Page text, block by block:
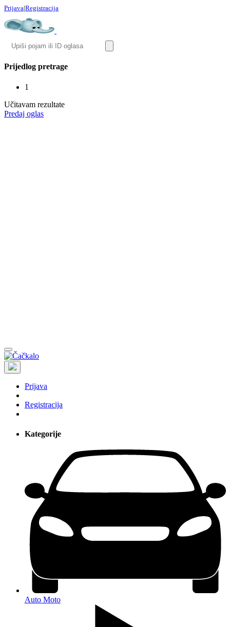
Prijava|Registracija
Prijedlog pretrage
1
Učitavam rezultate
Predaj oglas
Prijava
Registracija
Kategorije
Auto Moto